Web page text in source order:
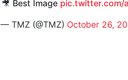
🎥 Best Image pic.twitter.com/
— TMZ (@TMZ) October 26,